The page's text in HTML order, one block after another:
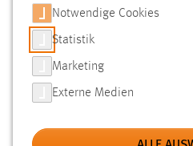
SUCHE
FILTER
Typ
Notwendige Cookies
Statistik
Marketing
Externe Medien